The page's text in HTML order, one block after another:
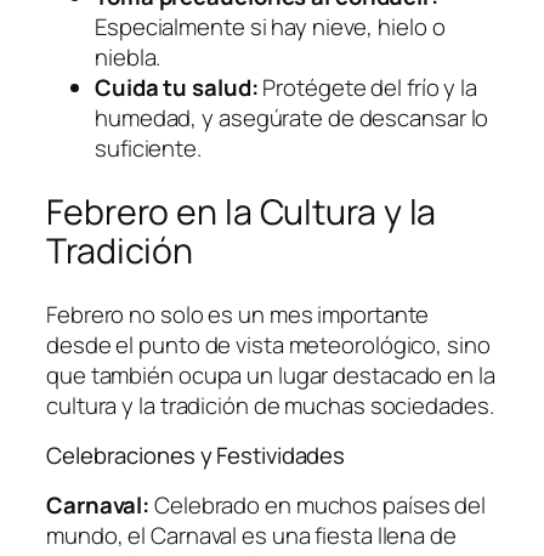
Especialmente si hay nieve, hielo o
niebla.
Cuida tu salud:Protégete del frío y la
humedad, y asegúrate de descansar lo
suficiente.
Febrero en la Cultura y la
Tradición
Febrero no solo es un mes importante
desde el punto de vista meteorológico, sino
que también ocupa un lugar destacado en la
cultura y la tradición de muchas sociedades.
Celebraciones y Festividades
Carnaval:Celebrado en muchos países del
mundo, el Carnaval es una fiesta llena de